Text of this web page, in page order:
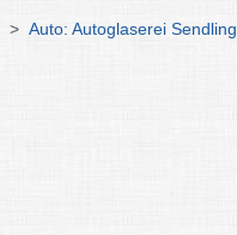
> Auto: Autoglaserei Sendling